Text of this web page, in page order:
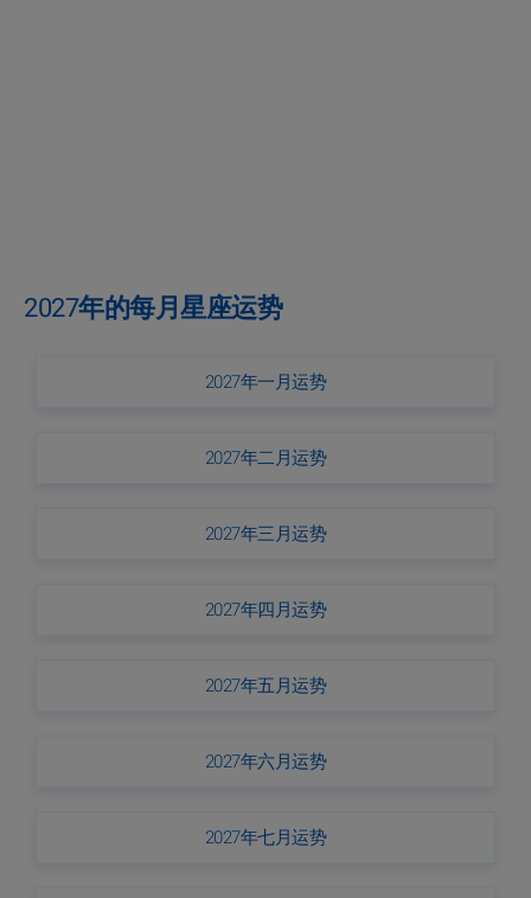
2027年的每月星座运势
2027年一月运势
2027年二月运势
2027年三月运势
2027年四月运势
2027年五月运势
2027年六月运势
2027年七月运势